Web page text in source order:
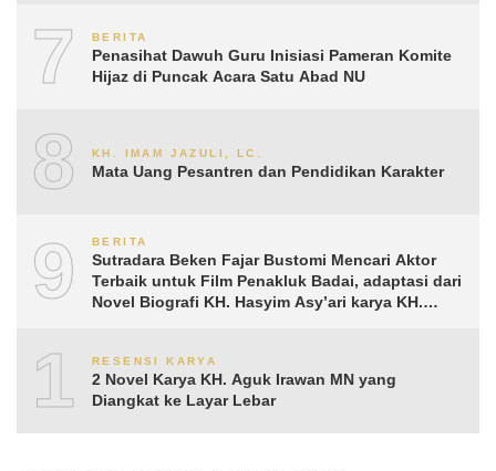
7 BERITA
Penasihat Dawuh Guru Inisiasi Pameran Komite
Hijaz di Puncak Acara Satu Abad NU
8 KH. IMAM JAZULI, LC.
Mata Uang Pesantren dan Pendidikan Karakter
9 BERITA
Sutradara Beken Fajar Bustomi Mencari Aktor
Terbaik untuk Film Penakluk Badai, adaptasi dari
Novel Biografi KH. Hasyim Asy’ari karya KH.
10RESENSI KARYA
2 Novel Karya KH. Aguk Irawan MN yang
Diangkat ke Layar Lebar